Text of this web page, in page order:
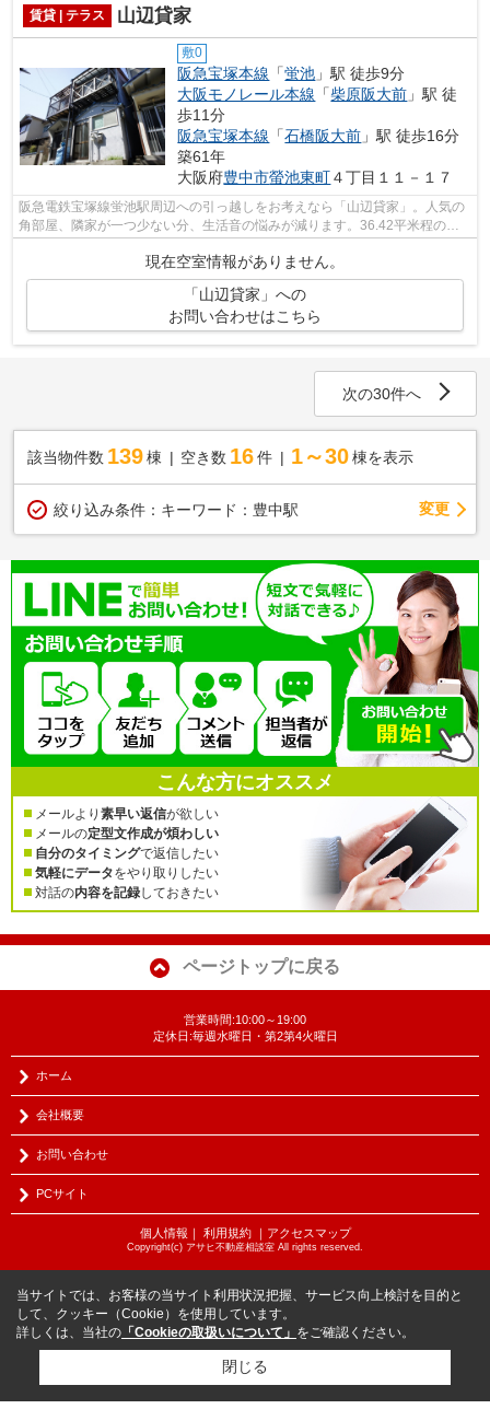
賃貸 | テラス 山辺貸家
敷0
阪急宝塚本線 「蛍池 」駅 徒歩9分
大阪モノレール本線 「柴原阪大前 」駅 徒
歩11分
阪急宝塚本線 「石橋阪大前 」駅 徒歩16分
築61年
大阪府豊中市螢池東町４丁目１１－１７
阪急電鉄宝塚線蛍池駅周辺への引っ越しをお考えなら「山辺貸家」。人気の
角部屋、隣家が一つ少ない分、生活音の悩みが減ります。36.42平米程の専
現在空室情報がありません。
「山辺貸家」への
お問い合わせはこちら
次の30件へ
該当物件数 139棟 空き数 16 件 1～30 棟を表示
絞り込み条件： キーワード：豊中駅 変更
こんな方にオススメ
メールより 素早い返信が欲しい
メールの定型文作成が煩わしい
自分のタイミングで返信したい
気軽にデータをやり取りしたい
対話の内容を記録しておきたい
ページトップに戻る
営業時間:10:00～19:00
定休日:毎週水曜日・第2第4火曜日
ホーム
会社概要
お問い合わせ
PCサイト
個人情報 ｜ 利用規約｜ アクセスマップ
Copyright(c) アサヒ不動産相談室 All rights reserved.
当サイトでは、お客様の当サイト利用状況把握、サービス向上検討を目的と
して、クッキー（Cookie）を使用しています。
詳しくは、当社の 「Cookieの取扱いについて」 をご確認ください。
閉じる